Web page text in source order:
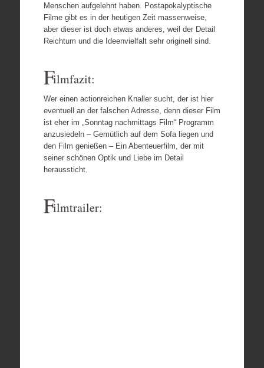
Menschen aufgelehnt haben. Postapokalyptische
Filme gibt es in der heutigen Zeit massenweise,
aber dieser ist doch etwas anderes, weil der Detail
Reichtum und die Ideenvielfalt sehr originell sind.
Filmfazit:
Wer einen actionreichen Knaller sucht, der ist hier
eventuell an der falschen Adresse, denn dieser Film
ist eher im „Sonntag nachmittags Film“ Programm
anzusiedeln – Gemütlich auf dem Sofa liegen und
den Film genießen – Ein Abenteuerfilm, der mit
seiner schönen Optik und Liebe im Detail
heraussticht.
Filmtrailer: